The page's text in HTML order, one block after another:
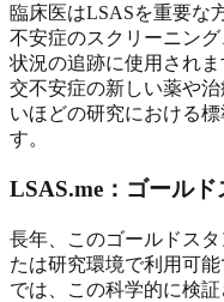
臨床医はLSASを重要な
不安症のスクリーニン
状況の追跡に使用され
交不安症の新しい薬や
いほどの研究における
す。
LSAS.me：ゴール
長年、このゴールドス
たは研究環境で利用可
では、この科学的に検